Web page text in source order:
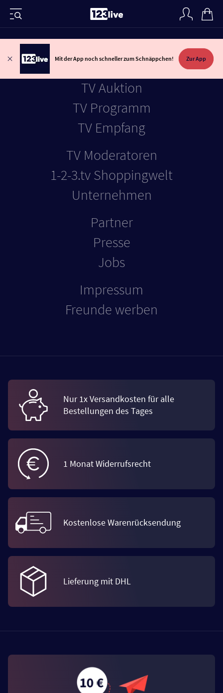
Mit der App noch schneller zum Schnäppchen! Zur App
TV Auktion
TV Programm
TV Empfang
TV Moderatoren
1-2-3.tv Shoppingwelt
Unternehmen
Partner
Presse
Jobs
Impressum
Freunde werben
Nur 1x Versandkosten für alle
Bestellungen des Tages
1 Monat Widerrufsrecht
Kostenlose Warenrücksendung
Lieferung mit DHL